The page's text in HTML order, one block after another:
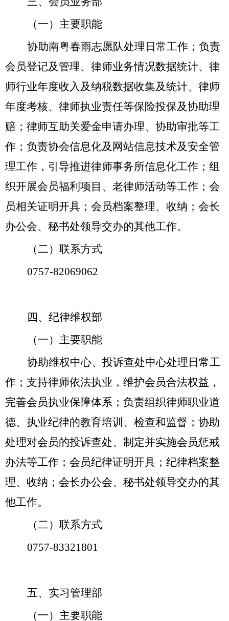
（一）主要职能
协助南粤春雨志愿队处理日常工作；负责
会员登记及管理、律师业务情况数据统计、律
师行业年度收入及纳税数据收集及统计、律师
年度考核、律师执业责任等保险投保及协助理
赔；律师互助关爱金申请办理、协助审批等工
作；负责协会信息化及网站信息技术及安全管
理工作，引导推进律师事务所信息化工作；组
织开展会员福利项目、老律师活动等工作；会
员相关证明开具；会员档案整理、收纳；会长
办公会、秘书处领导交办的其他工作。
（二） 联系方式
0757-82069062
四、纪律维权部
（一）主要职能
协助维权中心、投诉查处中心处理日常工
作；支持律师依法执业，维护会员合法权益，
完善会员执业保障体系；负责组织律师职业道
德、执业纪律的教育培训、检查和监督；协助
处理对会员的投诉查处、制定并实施会员惩戒
办法等工作；会员纪律证明开具；纪律档案整
理、收纳；会长办公会、秘书处领导交办的其
他工作。
（二） 联系方式
0757-83321801
五、实习管理部
（一）主要职能